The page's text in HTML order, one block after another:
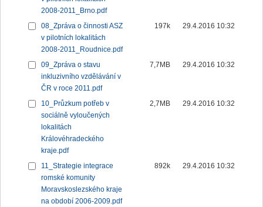
2008-2011_Brno.pdf
08_Zpráva o činnosti ASZ
v pilotních lokalitách
2008-2011_Roudnice.pdf
197k 29.4.2016 10:32
09_Zpráva o stavu
inkluzivního vzdělávání v
ČR v roce 2011.pdf
7,7MB 29.4.2016 10:32
10_Průzkum potřeb v
sociálně vyloučených
lokalitách
Královéhradeckého
kraje.pdf
2,7MB 29.4.2016 10:32
11_Strategie integrace
romské komunity
Moravskoslezského kraje
na období 2006-2009.pdf
892k 29.4.2016 10:32